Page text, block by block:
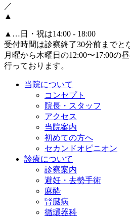
／
▲
▲ …日・祝は14:00 - 18:00
受付時間は診察終了30分前までと
月曜から木曜日の12:00〜17:00の
行っております。
当院について
コンセプト
院長・スタッフ
アクセス
当院案内
初めての方へ
セカンドオピニオン
診療について
診察案内
避妊・去勢手術
麻酔
腎臓病
循環器科